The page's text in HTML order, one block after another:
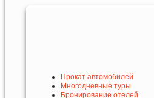
Прокат автомобилей
Многодневные туры
Бронирование отелей